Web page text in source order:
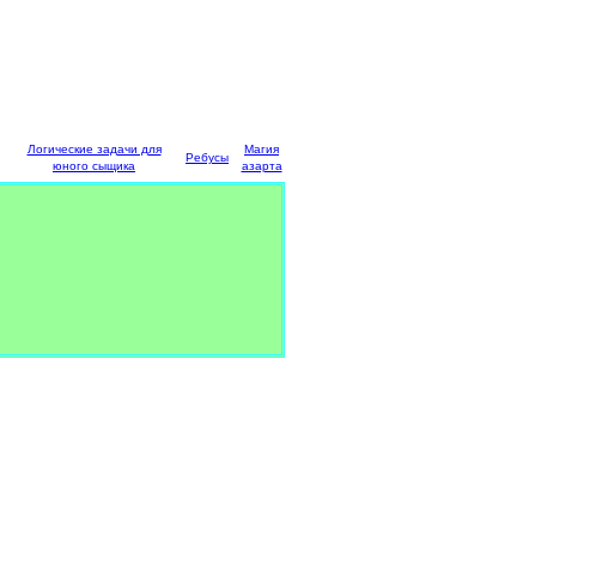
Логические задачи для
юного сыщика
Ребусы
Магия
азарта